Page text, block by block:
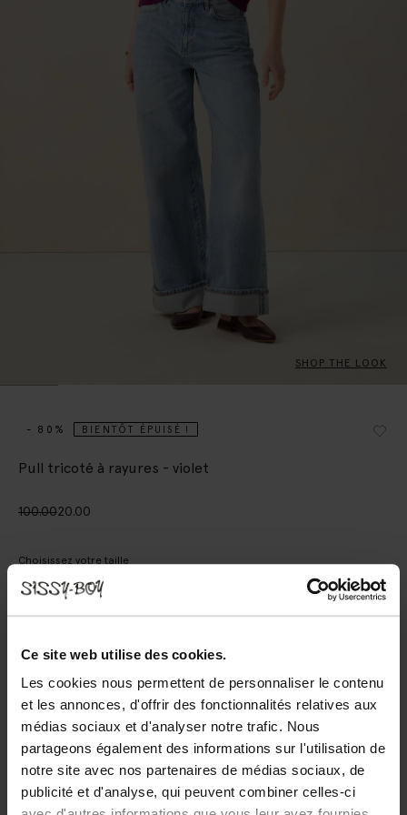
Ce site web utilise des cookies.
Les cookies nous permettent de personnaliser le contenu
et les annonces, d'offrir des fonctionnalités relatives aux
médias sociaux et d'analyser notre trafic. Nous
partageons également des informations sur l'utilisation de
notre site avec nos partenaires de médias sociaux, de
publicité et d'analyse, qui peuvent combiner celles-ci
SHOP THE LOOK
- 80% BIENTÔT ÉPUISÉ !
Pull tricoté à rayures - violet
100.0020.00
Choisissez votre taille
XS S XXL
Livraison rapide
Délai de rétractation de 14 jours
DESCRIPTION